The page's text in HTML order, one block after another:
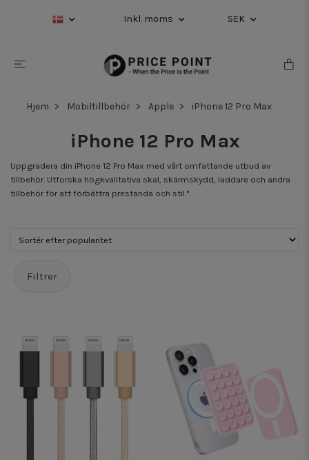
Inkl. moms SEK
Hjem Mobiltillbehör Apple iPhone 12 Pro Max
iPhone 12 Pro Max
Uppgradera din iPhone 12 Pro Max med vårt omfattande utbud av
tillbehör. Utforska högkvalitativa skal, skärmskydd, laddare och andra
tillbehör för att förbättra prestanda och stil."
Filtrer